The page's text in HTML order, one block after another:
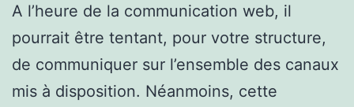
A l’heure de la communication web, il
pourrait être tentant, pour votre structure,
de communiquer sur l’ensemble des canaux
mis à disposition. Néanmoins, cette